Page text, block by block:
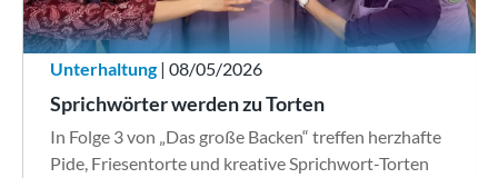
Unterhaltung| 08/05/2026
Sprichwörter werden zu Torten
In Folge 3 von „Das große Backen“ treffen herzhafte
Pide, Friesentorte und kreative Sprichwort-Torten